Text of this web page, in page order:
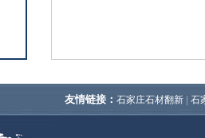
友情链接： 石家庄石材翻新 | 石